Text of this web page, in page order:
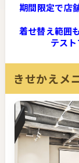
期間限定で店
着せ替え範囲
テス
きせかえメ